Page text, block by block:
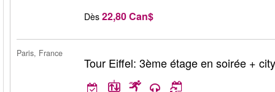
Dès 22,80 Can$
Paris, France
Tour Eiffel: 3ème étage en soirée +